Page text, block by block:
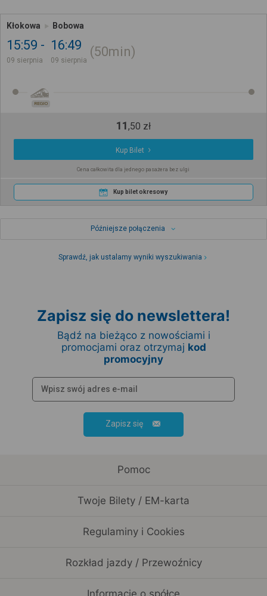
Kłokowa Bobowa
15:59
09 sierpnia
16:49
09 sierpnia
50min
REGIO
11,50 zł
Kup Bilet
Cena całkowita dla jednego pasażera bez ulgi
Kup bilet okresowy
Późniejsze połączenia
Sprawdź, jak ustalamy wyniki wyszukiwania
Zapisz się do newslettera!
Bądź na bieżąco z nowościami i
promocjami oraz otrzymaj kod
promocyjny
Zapisz się
Pomoc
Twoje Bilety / EM-karta
Regulaminy i Cookies
Rozkład jazdy / Przewoźnicy
Informacje o spółce